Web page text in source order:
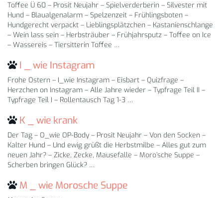
Toffee Ü 60 – Prosit Neujahr – Spielverderberin – Silvester mit
Hund – Blaualgenalarm – Spelzenzeit – Frühlingsboten –
Hundgerecht verpackt – Lieblingsplätzchen – Kastanienschlange
– Wein lass sein – Herbsträuber – Frühjahrsputz – Toffee on Ice
– Wassereis – Tiersitterin Toffee …
I _ wie Instagram
Frohe Ostern – I_wie Instagram – Eisbart – Quizfrage –
Herzchen on Instagram – Alle Jahre wieder – Typfrage Teil II –
Typfrage Teil I – Rollentausch Tag 1-3 …
K _ wie krank
Der Tag – O_wie OP-Body – Prosit Neujahr – Von den Socken –
Kalter Hund – Und ewig grüßt die Herbstmilbe – Alles gut zum
neuen Jahr? – Zicke, Zecke, Mausefalle – Moro’sche Suppe –
Scherben bringen Glück? …
M _ wie Morosche Suppe